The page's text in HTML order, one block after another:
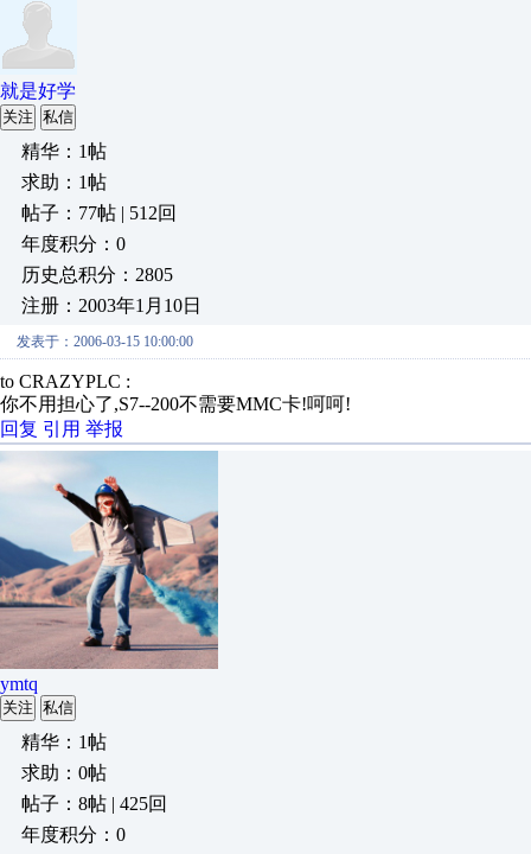
就是好学
关注 私信
精华：1帖
求助：1帖
帖子：77帖 | 512回
年度积分：0
历史总积分：2805
注册：2003年1月10日
发表于：2006-03-15 10:00:00
to CRAZYPLC :
你不用担心了,S7--200不需要MMC卡!呵呵!
回复 引用 举报
ymtq
关注 私信
精华：1帖
求助：0帖
帖子：8帖 | 425回
年度积分：0